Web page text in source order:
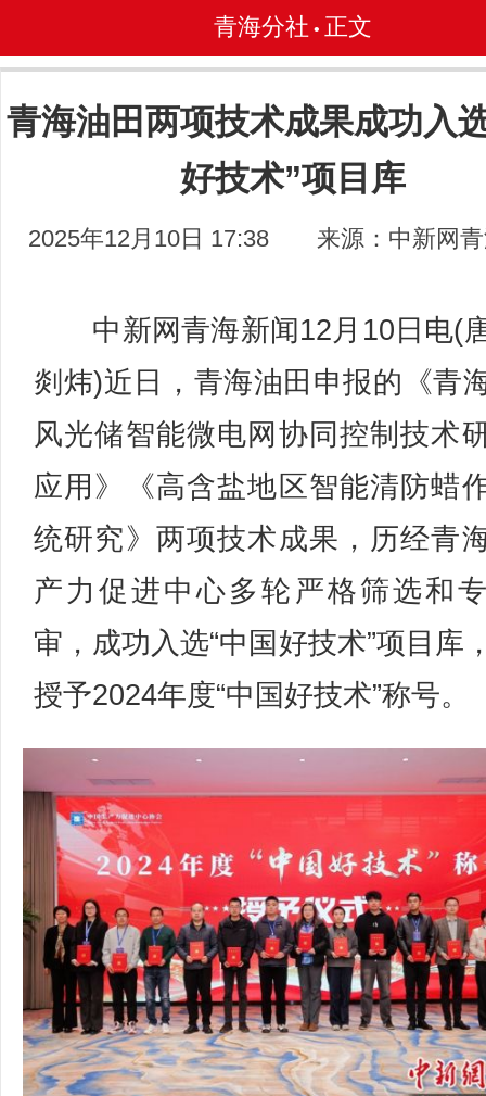
青海分社 • 正文
青海油田两项技术成果成功入
好技术”项目库
2025年12月10日 17:38 来源：中新网
中新网青海新闻12月10日电(
剡炜)近日，青海油田申报的《青
风光储智能微电网协同控制技术
应用》《高含盐地区智能清防蜡
统研究》两项技术成果，历经青
产力促进中心多轮严格筛选和
审，成功入选“中国好技术”项目库
授予2024年度“中国好技术”称号。